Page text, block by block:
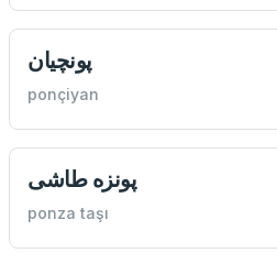
پونچيان
ponçiyan
پونزه طاشی
ponza taşı